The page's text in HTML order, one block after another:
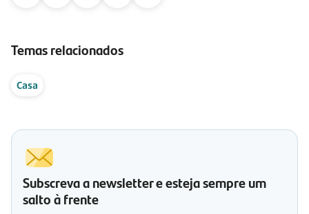
Temas relacionados
Casa
Subscreva a newsletter e esteja sempre um
salto à frente